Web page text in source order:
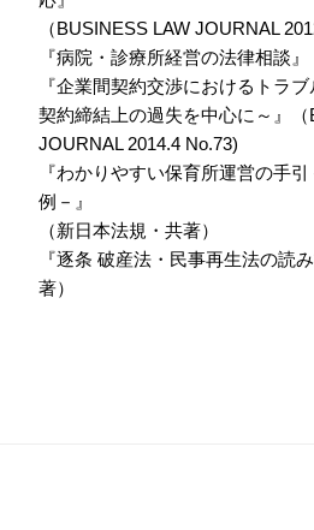
（BUSINESS LAW JOURNAL
『病院・診療所経営の法律相談』
『企業間契約交渉におけるトラ
契約締結上の過失を中心に～』
JOURNAL 2014.4 No.73)
『わかりやすい保育所運営の手
例－』
（新日本法規・共著）
『逐条 破産法・民事再生法の読
著）